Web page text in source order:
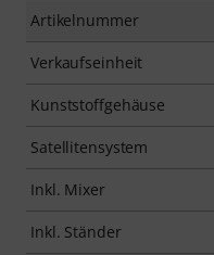
Artikelnummer
Verkaufseinheit
Kunststoffgehäuse
Satellitensystem
Inkl. Mixer
Inkl. Ständer